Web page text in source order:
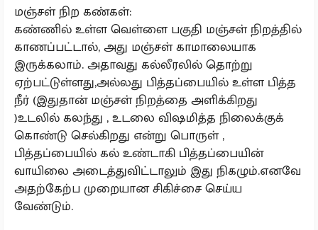
மஞ்சள் நிற கண்கள்:
கண்ணில் உள்ள வெள்ளை பகுதி மஞ்சள் நிறத்தில்
காணப்பட்டால், அது மஞ்சள் காமாலையாக
இருக்கலாம். அதாவது கல்லீரலில் தொற்று
ஏற்பட்டுள்ளது,அல்லது பித்தப்பையில் உள்ள பித்த
நீர் (இதுதான் மஞ்சள் நிறத்தை அளிக்கிறது
)உடலில் கலந்து , உடலை விஷமித்த நிலைக்குக்
கொண்டு செல்கிறது என்று பொருள் ,
பித்தப்பையில் கல் உண்டாகி பித்தப்பையின்
வாயிலை அடைத்துவிட்டாலும் இது நிகழும்.எனவே
அதற்கேற்ப முறையான சிகிச்சை செய்ய
வேண்டும்.